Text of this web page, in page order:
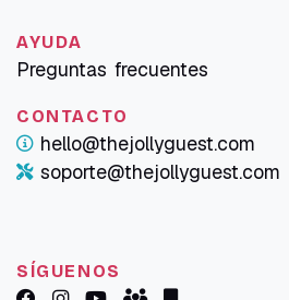
AYUDA
Preguntas frecuentes
CONTACTO
hello@thejollyguest.com
soporte@thejollyguest.com
SÍGUENOS